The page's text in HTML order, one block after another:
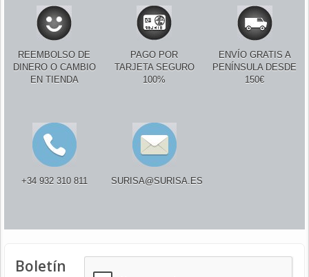
REEMBOLSO DE
DINERO O CAMBIO
EN TIENDA
PAGO POR
TARJETA SEGURO
100%
ENVÍO GRATIS A
PENÍNSULA DESDE
150€
+34 932 310 811 SURISA@SURISA.ES
Boletín